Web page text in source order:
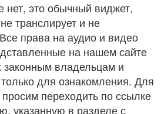
нет, это обычный виджет,
транслирует и не
права на аудио и видео
на нашем сайте
законным владельцам и
для ознакомления. Для
переходить по ссылке
указанную в разделе с